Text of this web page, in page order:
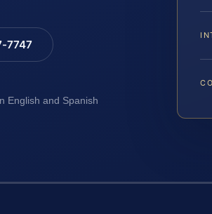
7747
English and Spanish